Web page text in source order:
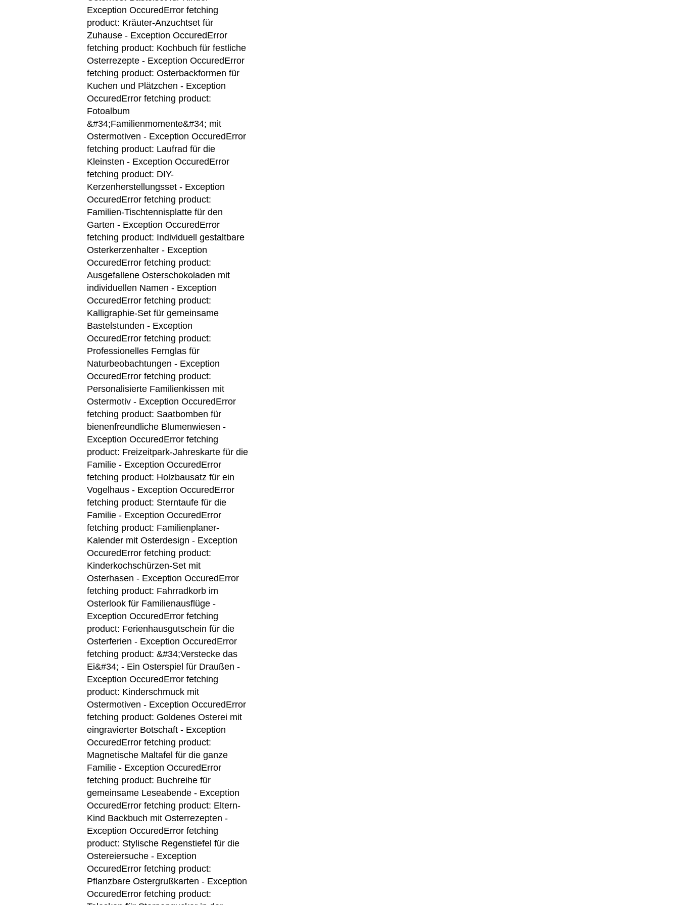
Exception OccuredError fetching
product: Kräuter-Anzuchtset für
Zuhause - Exception OccuredError
fetching product: Kochbuch für festliche
Osterrezepte - Exception OccuredError
fetching product: Osterbackformen für
Kuchen und Plätzchen - Exception
OccuredError fetching product:
Fotoalbum
&#34;Familienmomente&#34; mit
Ostermotiven - Exception OccuredError
fetching product: Laufrad für die
Kleinsten - Exception OccuredError
fetching product: DIY-
Kerzenherstellungsset - Exception
OccuredError fetching product:
Familien-Tischtennisplatte für den
Garten - Exception OccuredError
fetching product: Individuell gestaltbare
Osterkerzenhalter - Exception
OccuredError fetching product:
Ausgefallene Osterschokoladen mit
individuellen Namen - Exception
OccuredError fetching product:
Kalligraphie-Set für gemeinsame
Bastelstunden - Exception
OccuredError fetching product:
Professionelles Fernglas für
Naturbeobachtungen - Exception
OccuredError fetching product:
Personalisierte Familienkissen mit
Ostermotiv - Exception OccuredError
fetching product: Saatbomben für
bienenfreundliche Blumenwiesen -
Exception OccuredError fetching
product: Freizeitpark-Jahreskarte für die
Familie - Exception OccuredError
fetching product: Holzbausatz für ein
Vogelhaus - Exception OccuredError
fetching product: Sterntaufe für die
Familie - Exception OccuredError
fetching product: Familienplaner-
Kalender mit Osterdesign - Exception
OccuredError fetching product:
Kinderkochschürzen-Set mit
Osterhasen - Exception OccuredError
fetching product: Fahrradkorb im
Osterlook für Familienausflüge -
Exception OccuredError fetching
product: Ferienhausgutschein für die
Osterferien - Exception OccuredError
fetching product: &#34;Verstecke das
Ei&#34; - Ein Osterspiel für Draußen -
Exception OccuredError fetching
product: Kinderschmuck mit
Ostermotiven - Exception OccuredError
fetching product: Goldenes Osterei mit
eingravierter Botschaft - Exception
OccuredError fetching product:
Magnetische Maltafel für die ganze
Familie - Exception OccuredError
fetching product: Buchreihe für
gemeinsame Leseabende - Exception
OccuredError fetching product: Eltern-
Kind Backbuch mit Osterrezepten -
Exception OccuredError fetching
product: Stylische Regenstiefel für die
Ostereiersuche - Exception
OccuredError fetching product:
Pflanzbare Ostergrußkarten - Exception
OccuredError fetching product: